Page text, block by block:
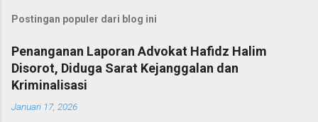
Postingan populer dari blog ini
Penanganan Laporan Advokat Hafidz Halim
Disorot, Diduga Sarat Kejanggalan dan
Kriminalisasi
Januari 17, 2026